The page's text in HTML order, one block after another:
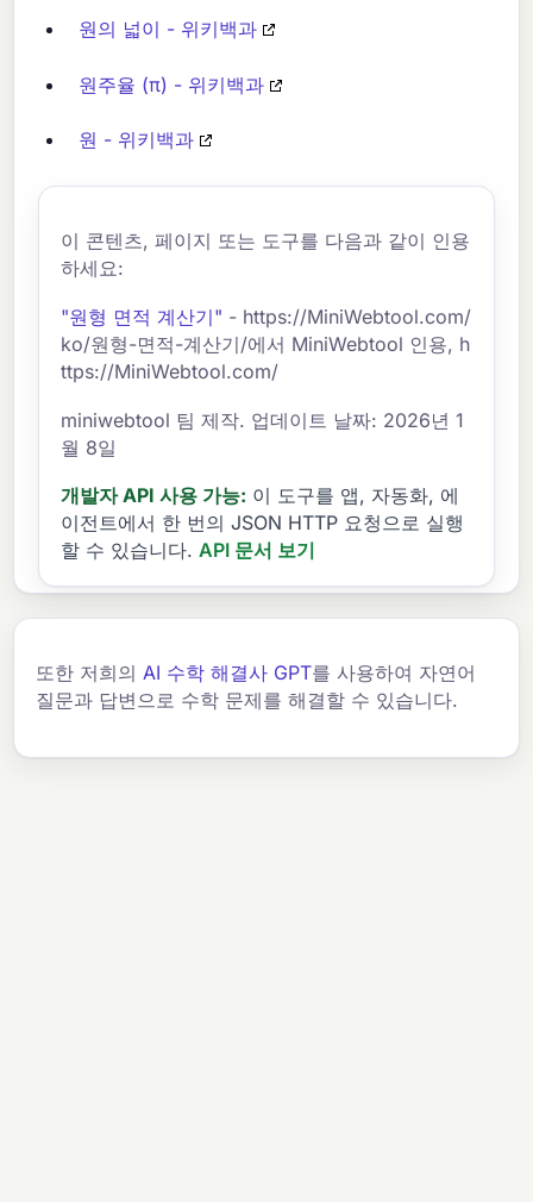
원의 넓이 - 위키백과
원주율 (π) - 위키백과
원 - 위키백과
이 콘텐츠, 페이지 또는 도구를 다음과 같이 인용
하세요:
"원형 면적 계산기" - https://MiniWebtool.com/
ko/원형-면적-계산기/에서 MiniWebtool 인용, h
ttps://MiniWebtool.com/
miniwebtool 팀 제작. 업데이트 날짜: 2026년 1
월 8일
개발자 API 사용 가능: 이 도구를 앱, 자동화, 에
이전트에서 한 번의 JSON HTTP 요청으로 실행
할 수 있습니다. API 문서 보기
또한 저희의AI 수학 해결사 GPT를 사용하여 자연어
질문과 답변으로 수학 문제를 해결할 수 있습니다.